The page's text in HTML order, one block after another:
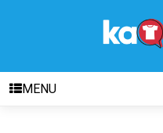
MENU